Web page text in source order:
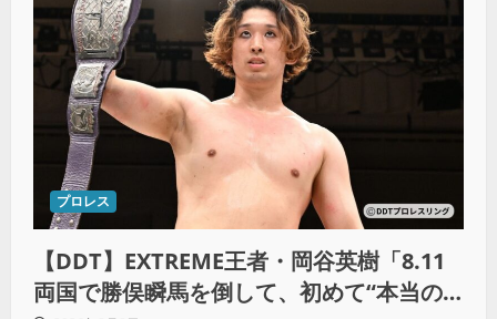
プロレス
【DDT】EXTREME王者・岡谷英樹「8.11
両国で勝俣瞬馬を倒して、初めて“本当の